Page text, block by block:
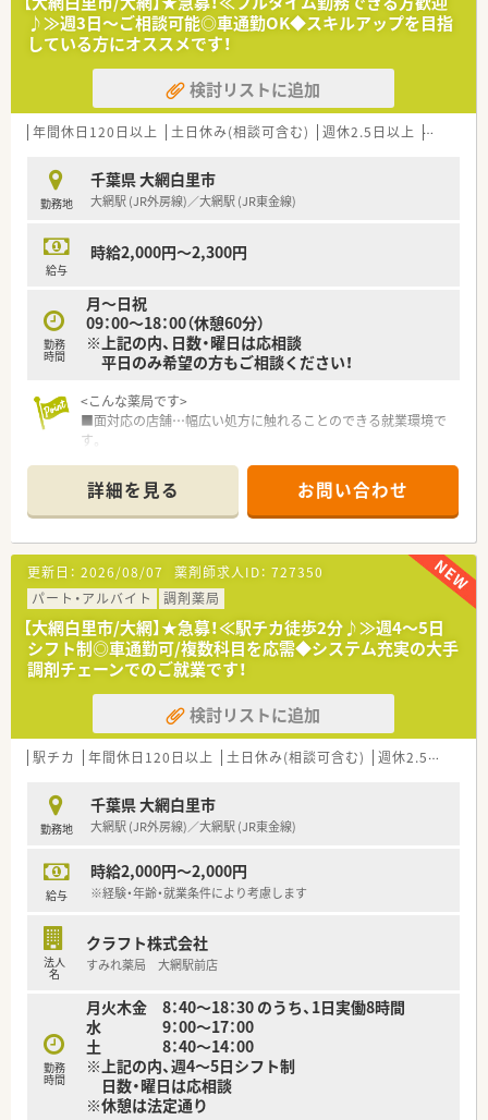
■従業員割引制度もございます。
<スキルアップしていける環境>
■全薬剤師を対象に手当を支給しており、各自資格取得や自己研
鑽に励むことが可能です。
オンライン講座や医薬品メーカーや薬剤師会の勉強内等もあり
日々勉強を重ねていける環境です。
じて地域の健康をトータルでサポートすることを目指していま
す。
■最新の薬局管理システムを全店に導入しており、各店舗をオン
ラインで結ぶことで処方の一元管理を実現している法人です。
【想定される業務内容】
■処方箋に基づく調剤業務や監査業務をメインとし、患者様への
■在宅医療に注力している店舗であるため、居宅や施設への訪問
薬剤管理指導などの専門的な業務にも携わっていただきます。
■他職種と連携を取りながら患者様の療養環境を整えるなど、地
♪≫週3日～ご相談可能◎車通勤OK◆スキルアップを目指
している方にオススメです！
検討リストに追加
年間休日120日以上 土日休み(相談可含む) 週休2.5日以上 週32h以
勤務地
千葉県 大網白里市
大網駅 (JR外房線)／大網駅 (JR東金線)
給与
時給2,000円～2,300円
勤務
時間
月～日祝
09：00～18：00（休憩60分）
※上記の内、日数・曜日は応相談
平日のみ希望の方もご相談ください！
<こんな薬局です>
■面対応の店舗…幅広い処方に触れることのできる就業環境で
す。
<こんな会社です>
■千葉県をメインに調剤店舗を約100店舗展開。
■調剤薬局、ドラッグストア、予防事業、介護事業を展開し、セル
フメディケーションから在宅医療まで地域医療に幅広く貢献し
ています。
■セルフメディケーションと在宅医療を推進し、看護師や管理栄
養士、ケアマネージャー、登録販売者など幅広い職種の従業員が
在籍しており職種を超えた連携で地域の健康をサポートしてい
ます。
■全店で分離申請となっており、調剤業務に専念できる就業環境
となっております。レジ打ちや品出しは行わず、薬局を併設して
いない店舗への配属はございません。
■調剤併設ドラッグストアや総合病院門、在宅医療専門など様々
なタイプの薬局があり、活躍の場が幅広く用意されております。
薬剤師としてスキルアップを目指していけます。
詳細を見る お問い合わせ
更新日： 2026/08/07 薬剤師求人ID： 727350
パート・アルバイト
調剤薬局
【大網白里市/大網】★急募！≪駅チカ徒歩2分♪≫週4～5日
シフト制◎車通勤可/複数科目を応需◆システム充実の大手
調剤チェーンでのご就業です！
検討リストに追加
駅チカ 年間休日120日以上 土日休み(相談可含む) 週休2.5日以上
勤務地
千葉県 大網白里市
大網駅 (JR外房線)／大網駅 (JR東金線)
給与
時給2,000円～2,000円
※経験・年齢・就業条件により考慮します
法人
名
クラフト株式会社
すみれ薬局 大網駅前店
勤務
時間
月火木金 8：40～18：30 のうち、1日実働8時間
水 9：00～17：00
土 8：40～14：00
※上記の内、週4～5日シフト制
日数・曜日は応相談
※休憩は法定通り